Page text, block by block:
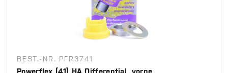
BEST.-NR. PFR3741